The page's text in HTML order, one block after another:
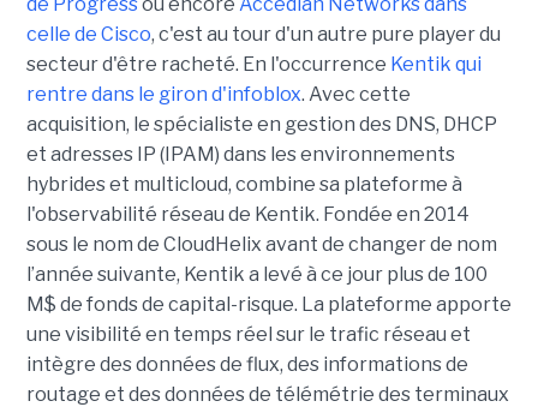
celle de Cisco, c'est au tour d'un autre pure player du
secteur d'être racheté. En l'occurrence Kentik qui
rentre dans le giron d'infoblox. Avec cette
acquisition, le spécialiste en gestion des DNS, DHCP
et adresses IP (IPAM) dans les environnements
hybrides et multicloud, combine sa plateforme à
l'observabilité réseau de Kentik. Fondée en 2014
sous le nom de CloudHelix avant de changer de nom
l’année suivante, Kentik a levé à ce jour plus de 100
M$ de fonds de capital-risque. La plateforme apporte
une visibilité en temps réel sur le trafic réseau et
intègre des données de flux, des informations de
routage et des données de télémétrie des terminaux